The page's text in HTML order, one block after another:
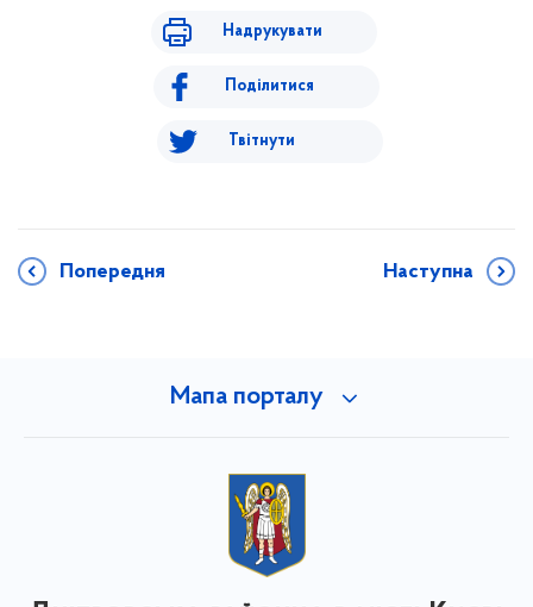
Надрукувати
Поділитися
Твітнути
Попередня Наступна
Мапа порталу